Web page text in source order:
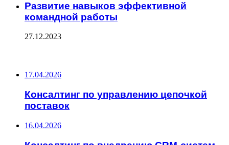
Развитие навыков эффективной
командной работы
27.12.2023
17.04.2026
Консалтинг по управлению цепочкой
поставок
16.04.2026